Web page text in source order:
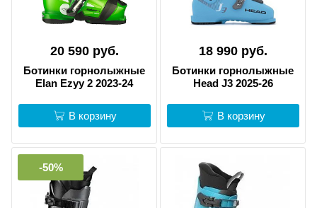
20 590 руб.
Ботинки горнолыжные
Elan Ezyy 2 2023-24
В корзину
18 990 руб.
Ботинки горнолыжные
Head J3 2025-26
В корзину
-50%